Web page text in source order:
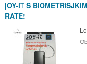
jOY-iT S
RATE!